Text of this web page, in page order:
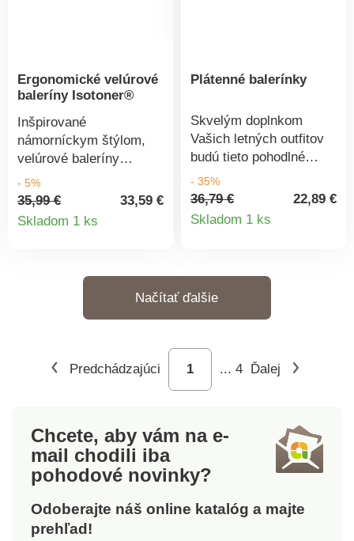
Ergonomické velúrové
baleríny Isotoner®
Inšpirované
námorníckym štýlom,
velúrové baleríny
Isotoner® vynikajú
farebnými prúžkami.
Pružné, ľahké, pohodlné
Jednoducho obujete.
Stielka s pamäťovou
penou s oporou nožnej
protišmyková podrážka
s technológiou
nárazy pri došľape.
- 5%
35,99 €
33,59 €
Skladom 1 ks
Detail
Plátenné balerínky
Skvelým doplnkom
Vašich letných outfitov
budú tieto pohodlné
plátenné balerínky! Majú
praktickú pracku so
suchým zipsom na
- 35%
36,79 €
22,89 €
Skladom 1 ks
Detail
Načítať ďalšie
Predchádzajúci ... 4 Ďalej
Chcete, aby vám na e-
mail chodili iba
pohodové novinky?
Odoberajte náš online katalóg a majte
prehľad!